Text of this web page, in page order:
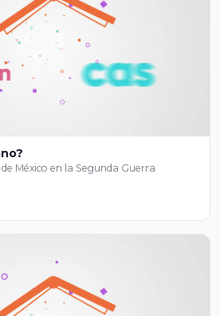
México en la Segunda Guerra